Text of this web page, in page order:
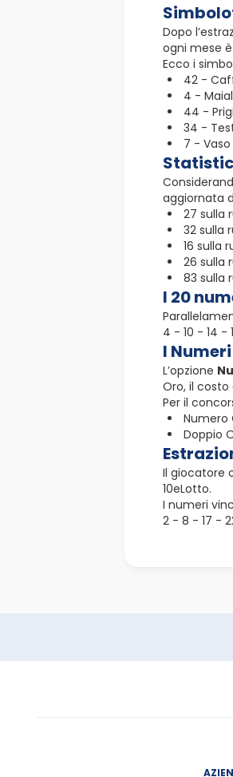
Dopo
ogni mese
Ecco i
42 -
4 -
44 -
34 -
7 - Vaso
aggiornata
27 sulla
32 sulla
16 sulla
26 sulla
83 sulla
I 20
4 - 10 - 14 -
I
L’opzione
Oro, il
Per il
Numero
Doppio
Il giocatore
10eLotto.
I numeri
2 - 8 - 17 -